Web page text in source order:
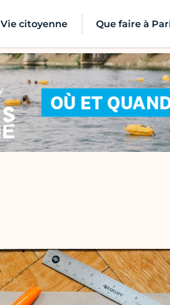
Vie citoyenne Que faire à